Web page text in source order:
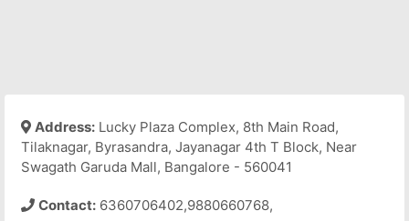
Address: Lucky Plaza Complex, 8th Main Road,
Tilaknagar, Byrasandra, Jayanagar 4th T Block, Near
Swagath Garuda Mall, Bangalore - 560041
Contact: 6360706402,9880660768,